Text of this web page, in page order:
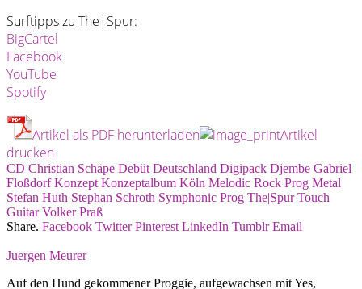
Surftipps zu The|Spur:
BigCartel
Facebook
YouTube
Spotify
Artikel als PDF herunterladen
Artikel
drucken
CD Christian Schäpe Debüt Deutschland Digipack Djembe Gabriel
Floßdorf Konzept Konzeptalbum Köln Melodic Rock Prog Metal
Stefan Huth Stephan Schroth Symphonic Prog The|Spur Touch
Guitar Volker Praß
Share. Facebook Twitter Pinterest LinkedIn Tumblr Email
Juergen Meurer
Auf den Hund gekommener Proggie, aufgewachsen mit Yes,